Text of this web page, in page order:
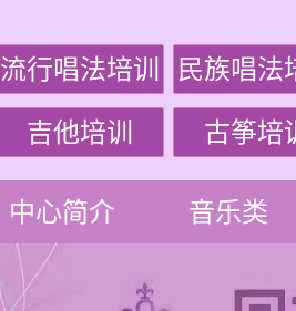
流行唱法培训 民族唱法
吉他培训 古筝培
中心简介 音乐类